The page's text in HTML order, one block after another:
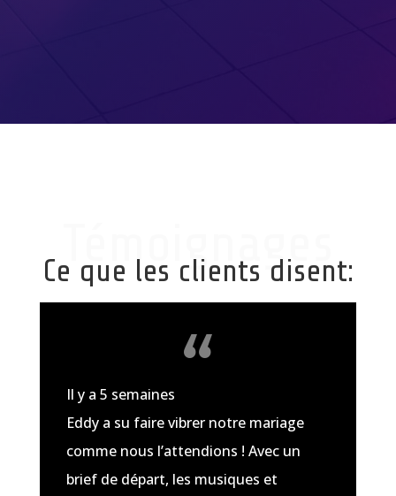
Témoignages
Ce que les clients disent:
Il y a 5 semaines
Eddy a su faire vibrer notre mariage
comme nous l’attendions ! Avec un
brief de départ, les musiques et